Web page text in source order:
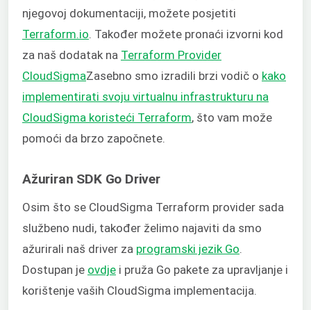
njegovoj dokumentaciji, možete posjetiti
Terraform.io . Također možete pronaći izvorni kod
za naš dodatak na Terraform Provider
CloudSigmaZasebno smo izradili brzi vodič o kako
implementirati svoju virtualnu infrastrukturu na
CloudSigma koristeći Terraform, što vam može
pomoći da brzo započnete.
Ažuriran SDK Go Driver
Osim što se CloudSigma Terraform provider sada
službeno nudi, također želimo najaviti da smo
ažurirali naš driver za programski jezik Go
Dostupan je ovdje i pruža Go pakete za upravljanje i
korištenje vaših CloudSigma implementacija.